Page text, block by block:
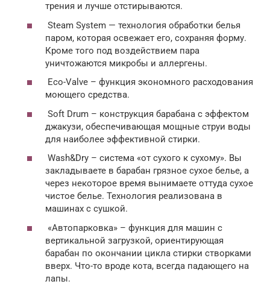
трения и лучше отстирываются.
Steam System — технология обработки белья
паром, которая освежает его, сохраняя форму.
Кроме того под воздействием пара
уничтожаются микробы и аллергены.
Eco-Valve – функция экономного расходования
моющего средства.
Soft Drum – конструкция барабана с эффектом
джакузи, обеспечивающая мощные струи воды
для наиболее эффективной стирки.
Wash&Dry – система «от сухого к сухому». Вы
закладываете в барабан грязное сухое белье, а
через некоторое время вынимаете оттуда сухое
чистое белье. Технология реализована в
машинах с сушкой.
«Автопарковка» – функция для машин с
вертикальной загрузкой, ориентирующая
барабан по окончании цикла стирки створками
вверх. Что-то вроде кота, всегда падающего на
лапы.